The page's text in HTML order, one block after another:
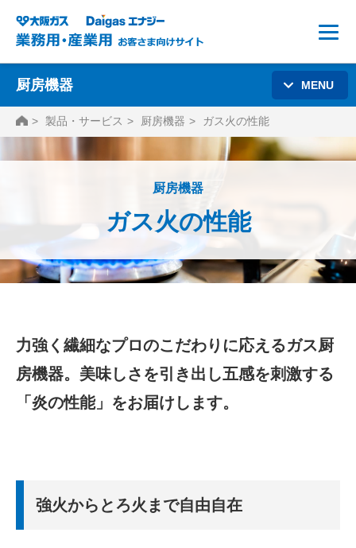
厨房機器 MENU
HOME製品・サービス 厨房機器 ガス火の性能
厨房機器
ガス火の性能
力強く繊細なプロのこだわりに応えるガス厨
房機器。美味しさを引き出し五感を刺激する
「炎の性能」をお届けします。
強火からとろ火まで自由自在